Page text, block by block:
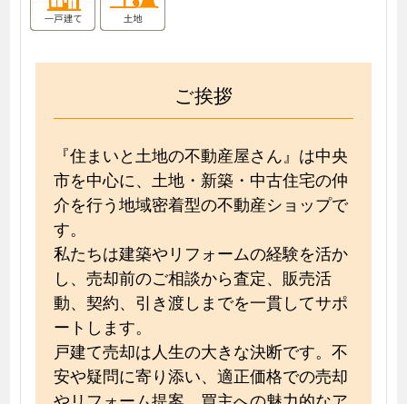
ご挨拶
『住まいと土地の不動産屋さん』は中央
市を中心に、土地・新築・中古住宅の仲
介を行う地域密着型の不動産ショップで
す。
私たちは建築やリフォームの経験を活か
し、売却前のご相談から査定、販売活
動、契約、引き渡しまでを一貫してサポ
ートします。
戸建て売却は人生の大きな決断です。不
安や疑問に寄り添い、適正価格での売却